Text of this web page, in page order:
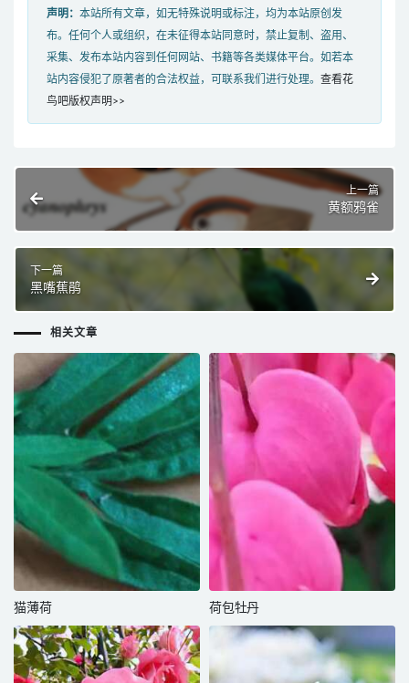
声明： 本站所有文章，如无特殊说明或标注，均为本站原创发
布。任何个人或组织，在未征得本站同意时，禁止复制、盗用、
采集、发布本站内容到任何网站、书籍等各类媒体平台。如若本
站内容侵犯了原著者的合法权益，可联系我们进行处理。 查看花
鸟吧版权声明>>
上一篇
黄额鸦雀
下一篇
黑嘴蕉鹃
相关文章
猫薄荷 荷包牡丹